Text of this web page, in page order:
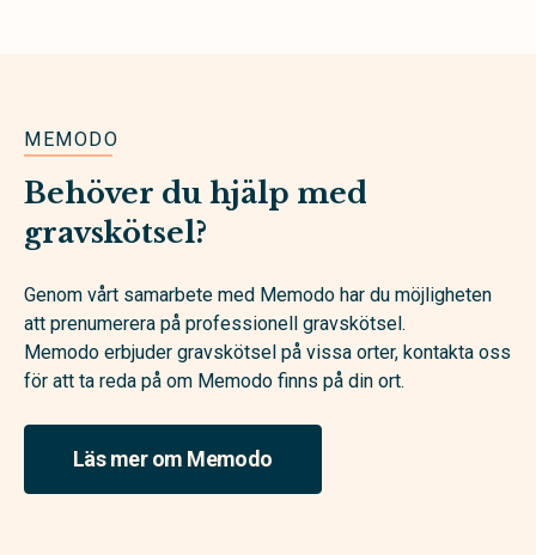
MEMODO
Behöver du hjälp med
gravskötsel?
Genom vårt samarbete med Memodo har du möjligheten
att prenumerera på professionell gravskötsel.
Memodo erbjuder gravskötsel på vissa orter, kontakta oss
för att ta reda på om Memodo finns på din ort.
Läs mer om Memodo